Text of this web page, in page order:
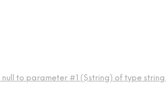
to parameter #1 ($string) of type